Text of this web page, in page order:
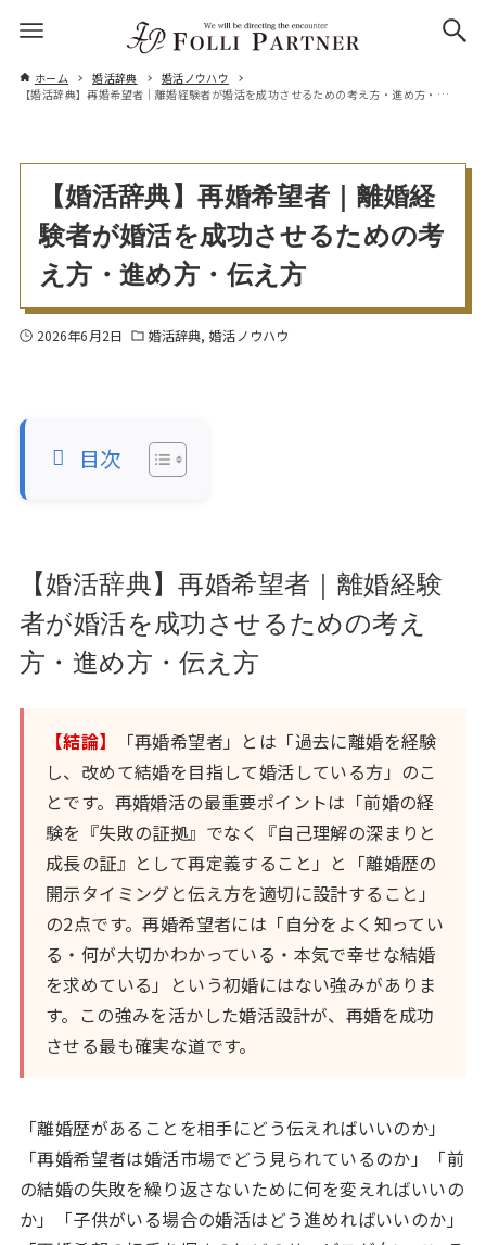
ホーム 婚活辞典
婚活ノウハウ
【婚活辞典】再婚希望者｜離婚経験者が婚活を成功させるための考え方・進め方・伝え方
【婚活辞典】再婚希望者｜離婚経
験者が婚活を成功させるための考
え方・進め方・伝え方
2026年6月2日 婚活辞典 婚活ノウハウ
目次
【婚活辞典】再婚希望者｜離婚経験
者が婚活を成功させるための考え
方・進め方・伝え方
【結論】
「再婚希望者」とは「過去に離婚を経験
し、改めて結婚を目指して婚活している方」のこ
とです。再婚婚活の最重要ポイントは「前婚の経
験を『失敗の証拠』でなく『自己理解の深まりと
成長の証』として再定義すること」と「離婚歴の
開示タイミングと伝え方を適切に設計すること」
の2点です。再婚希望者には「自分をよく知ってい
る・何が大切かわかっている・本気で幸せな結婚
を求めている」という初婚にはない強みがありま
す。この強みを活かした婚活設計が、再婚を成功
させる最も確実な道です。
「離婚歴があることを相手にどう伝えればいいのか」
「再婚希望者は婚活市場でどう見られているのか」「前
の結婚の失敗を繰り返さないために何を変えればいいの
か」「子供がいる場合の婚活はどう進めればいいのか」